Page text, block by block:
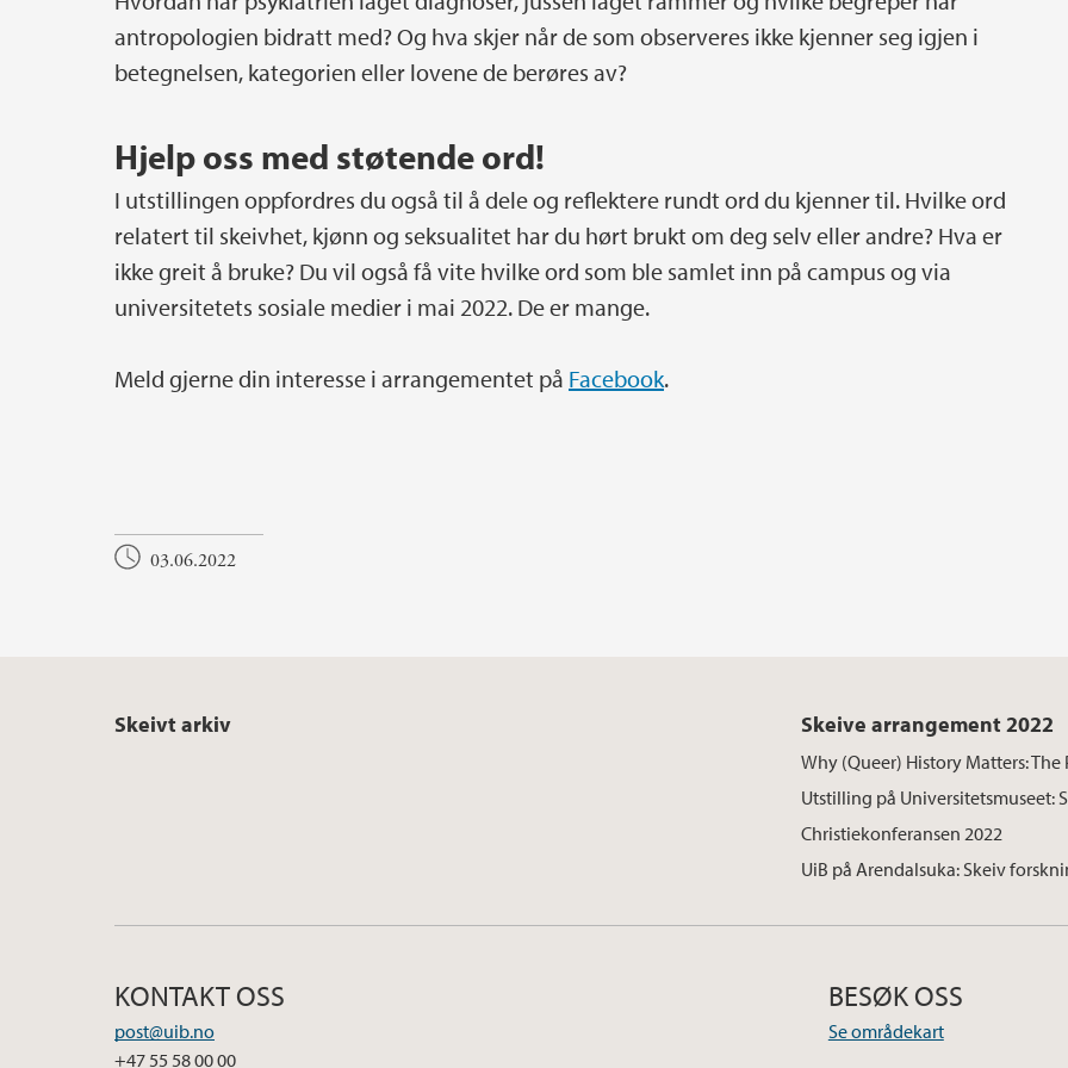
antropologien bidratt med? Og hva skjer når de som observeres ikke kjenner seg igjen i
betegnelsen, kategorien eller lovene de berøres av?
Hjelp oss med støtende ord!
I utstillingen oppfordres du også til å dele og reflektere rundt ord du kjenner til. Hvilke ord
relatert til skeivhet, kjønn og seksualitet har du hørt brukt om deg selv eller andre? Hva er
ikke greit å bruke? Du vil også få vite hvilke ord som ble samlet inn på campus og via
universitetets sosiale medier i mai 2022. De er mange.
Meld gjerne din interesse i arrangementet på Facebook.
03.06.2022
Skeivt arkiv Skeive arrangement 2022
Why (Queer) History Matters:
Utstilling på Universitetsmuseet:
Christiekonferansen 2022
UiB på Arendalsuka: Skeiv
KONTAKT OSS
post@uib.no
+47 55 58 00 00
BESØK OSS
Se områdekart